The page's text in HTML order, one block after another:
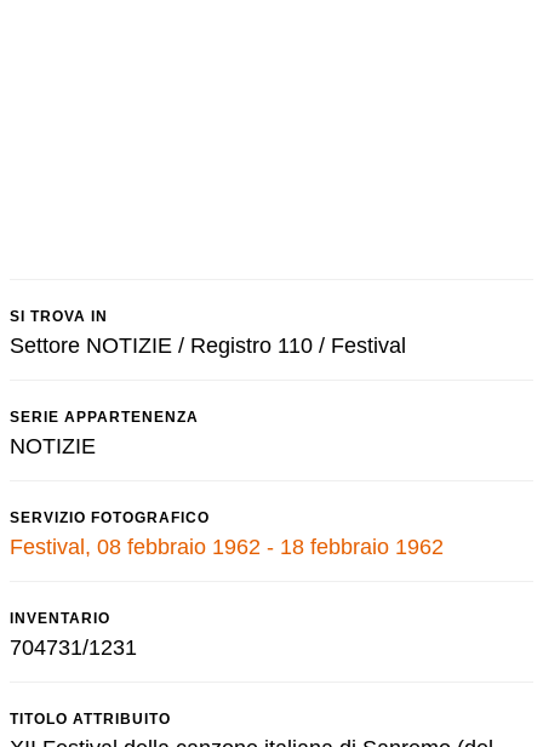
SI TROVA IN
Settore NOTIZIE / Registro 110 / Festival
SERIE APPARTENENZA
NOTIZIE
SERVIZIO FOTOGRAFICO
Festival, 08 febbraio 1962 - 18 febbraio 1962
INVENTARIO
704731/1231
TITOLO ATTRIBUITO